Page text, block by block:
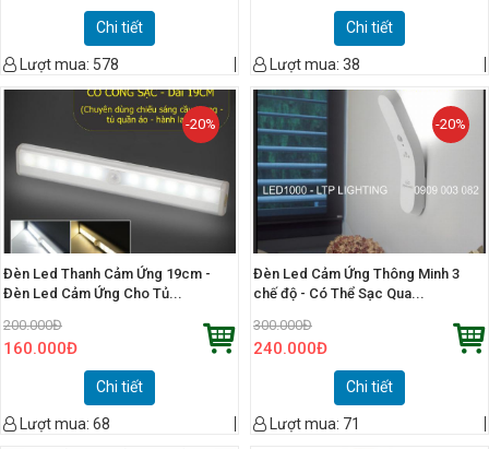
Chi tiết
Lượt mua: 578
Chi tiết
Lượt mua: 38
-20%
Đèn Led Thanh Cảm Ứng 19cm -
Đèn Led Cảm Ứng Cho Tủ...
200.000Đ
160.000Đ
Chi tiết
Lượt mua: 68
-20%
Đèn Led Cảm Ứng Thông Minh 3
chế độ - Có Thể Sạc Qua...
300.000Đ
240.000Đ
Chi tiết
Lượt mua: 71